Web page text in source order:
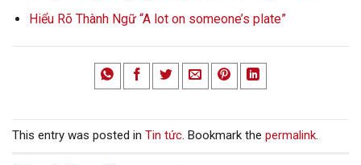
Hiểu Rõ Thành Ngữ “A lot on someone’s plate”
This entry was posted in Tin tức. Bookmark the permalink.